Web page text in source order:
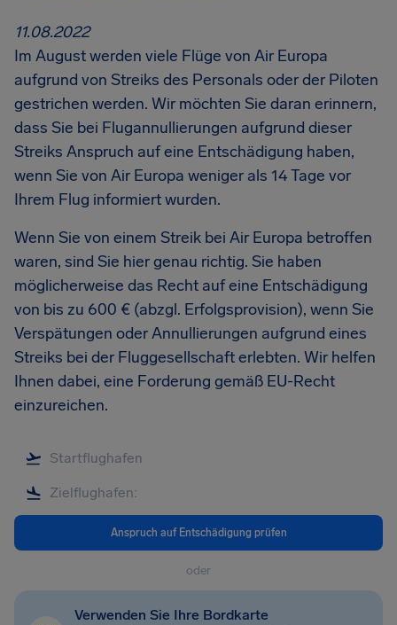
11.08.2022
Im August werden viele Flüge von Air Europa
aufgrund von Streiks des Personals oder der Piloten
gestrichen werden. Wir möchten Sie daran erinnern,
dass Sie bei Flugannullierungen aufgrund dieser
Streiks Anspruch auf eine Entschädigung haben,
wenn Sie von Air Europa weniger als 14 Tage vor
Ihrem Flug informiert wurden.
Wenn Sie von einem Streik bei Air Europa betroffen
waren, sind Sie hier genau richtig. Sie haben
möglicherweise das Recht auf eine Entschädigung
von bis zu 600 € (abzgl. Erfolgsprovision), wenn Sie
Verspätungen oder Annullierungen aufgrund eines
Streiks bei der Fluggesellschaft erlebten. Wir helfen
Ihnen dabei, eine Forderung gemäß EU-Recht
einzureichen.
Anspruch auf Entschädigung prüfen
oder
Verwenden Sie Ihre Bordkarte